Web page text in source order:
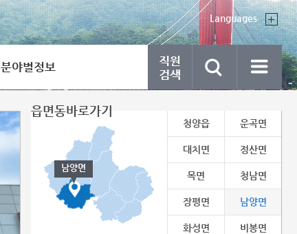
Languages
분야별정보
읍면동바로가기
남양면
청양읍 운곡면
대치면 정산면
목면 청남면
장평면 남양면
화성면 비봉면